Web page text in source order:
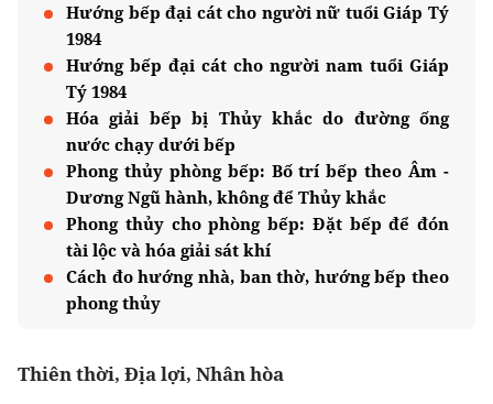
Hướng bếp đại cát cho người nữ tuổi Giáp Tý
1984
Hướng bếp đại cát cho người nam tuổi Giáp
Tý 1984
Hóa giải bếp bị Thủy khắc do đường ống
nước chạy dưới bếp
Phong thủy phòng bếp: Bố trí bếp theo Âm -
Dương Ngũ hành, không để Thủy khắc
Phong thủy cho phòng bếp: Đặt bếp để đón
tài lộc và hóa giải sát khí
Cách đo hướng nhà, ban thờ, hướng bếp theo
phong thủy
Thiên thời, Địa lợi, Nhân hòa